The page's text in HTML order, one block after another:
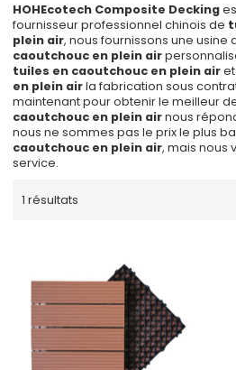
HOHEcotech Composite Decking
fournisseur professionnel chinois de
plein air, nous fournissons une usine
caoutchouc en plein air
tuiles en caoutchouc en plein airet
en plein airla fabrication sous
maintenant pour obtenir le meilleur
caoutchouc en plein airnous
nous ne sommes pas le prix le plus
caoutchouc en plein air, mais nous
service.
1 résultats